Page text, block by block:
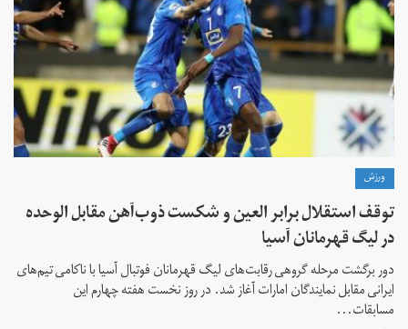
ورزش
توقف استقلال برابر العین و شکست ذوب‌آهن مقابل الوحده
در لیگ قهرمانان آسیا
دور برگشت مرحله گروهی رقابت‌های لیگ قهرمانان فوتبال آسیا با ناکامی تیم‌های
ایرانی مقابل نمایندگان امارات آغاز شد. در روز نخست هفته چهارم این
مسابقات...